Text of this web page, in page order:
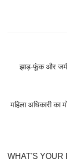
झाड़-फूंक और जमीन
महिला अधिकारी
WHAT'S YOUR